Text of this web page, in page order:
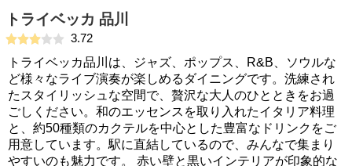
トライベッカ 品川
3.72
トライベッカ品川は、ジャズ、ポップス、R&B、ソウルな
ど様々なライブ演奏が楽しめるダイニングです。洗練され
たスタイリッシュな空間で、贅沢な大人のひとときをお過
ごしください。和のエッセンスを取り入れたイタリア料理
と、約50種類のカクテルを中心とした豊富なドリンクをご
用意しています。駅に直結しているので、みんなで集まり
やすいのも魅力です。 赤い壁と黒いインテリアが印象的な